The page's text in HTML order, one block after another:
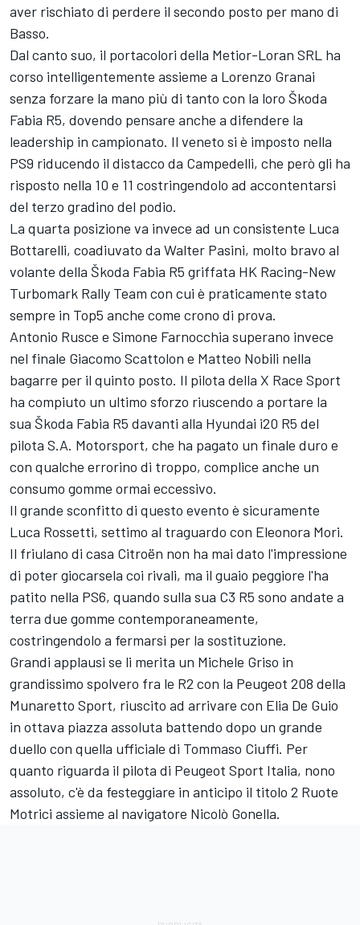
aver rischiato di perdere il secondo posto per mano di
Basso.
Dal canto suo, il portacolori della Metior-Loran SRL ha
corso intelligentemente assieme a Lorenzo Granai
senza forzare la mano più di tanto con la loro Škoda
Fabia R5, dovendo pensare anche a difendere la
leadership in campionato. Il veneto si è imposto nella
PS9 riducendo il distacco da Campedelli, che però gli ha
risposto nella 10 e 11 costringendolo ad accontentarsi
del terzo gradino del podio.
La quarta posizione va invece ad un consistente Luca
Bottarelli, coadiuvato da Walter Pasini, molto bravo al
volante della Škoda Fabia R5 griffata HK Racing-New
Turbomark Rally Team con cui è praticamente stato
sempre in Top5 anche come crono di prova.
Antonio Rusce e Simone Farnocchia superano invece
nel finale Giacomo Scattolon e Matteo Nobili nella
bagarre per il quinto posto. Il pilota della X Race Sport
ha compiuto un ultimo sforzo riuscendo a portare la
sua Škoda Fabia R5 davanti alla Hyundai i20 R5 del
pilota S.A. Motorsport, che ha pagato un finale duro e
con qualche errorino di troppo, complice anche un
consumo gomme ormai eccessivo.
Il grande sconfitto di questo evento è sicuramente
Luca Rossetti, settimo al traguardo con Eleonora Mori.
Il friulano di casa Citroën non ha mai dato l'impressione
di poter giocarsela coi rivali, ma il guaio peggiore l'ha
patito nella PS6, quando sulla sua C3 R5 sono andate a
terra due gomme contemporaneamente,
costringendolo a fermarsi per la sostituzione.
Grandi applausi se li merita un Michele Griso in
grandissimo spolvero fra le R2 con la Peugeot 208 della
Munaretto Sport, riuscito ad arrivare con Elia De Guio
in ottava piazza assoluta battendo dopo un grande
duello con quella ufficiale di Tommaso Ciuffi. Per
quanto riguarda il pilota di Peugeot Sport Italia, nono
assoluto, c'è da festeggiare in anticipo il titolo 2 Ruote
Motrici assieme al navigatore Nicolò Gonella.